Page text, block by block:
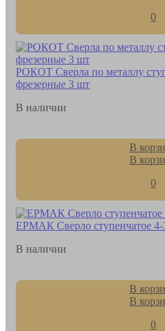
0
РОКОТ Сверла по металлу
фрезерные 3 шт
В наличии
В
В
0
ЕРМАК Сверло ступенчатое 4-
В наличии
В
В
0